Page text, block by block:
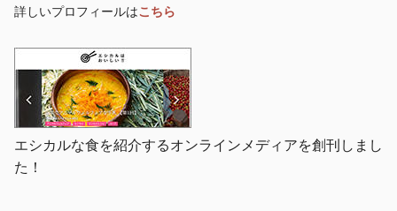
詳しいプロフィールはこちら
エシカルな食を紹介するオンラインメディアを創刊しまし
た！